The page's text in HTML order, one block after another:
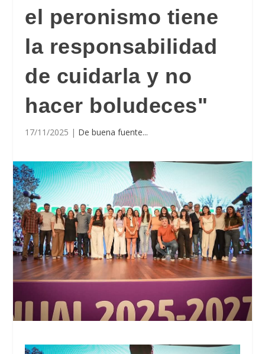
el peronismo tiene
la responsabilidad
de cuidarla y no
hacer boludeces"
17/11/2025 | De buena fuente...